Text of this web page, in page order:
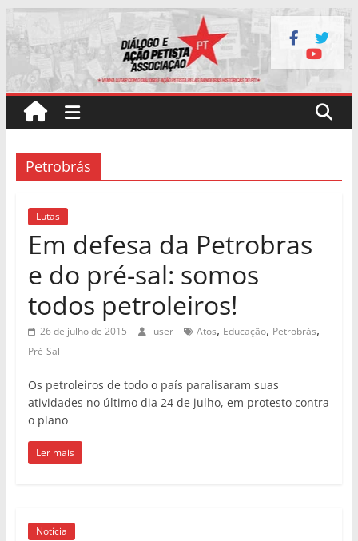
Pular
para
conteúdo
Petrobrás
Lutas
Em defesa da Petrobras
e do pré-sal: somos
todos petroleiros!
26 de julho de 2015 user Atos, Educação, Petrobrás,
Pré-Sal
Os petroleiros de todo o país paralisaram suas
atividades no último dia 24 de julho, em protesto contra
o plano
Ler mais
Notícia